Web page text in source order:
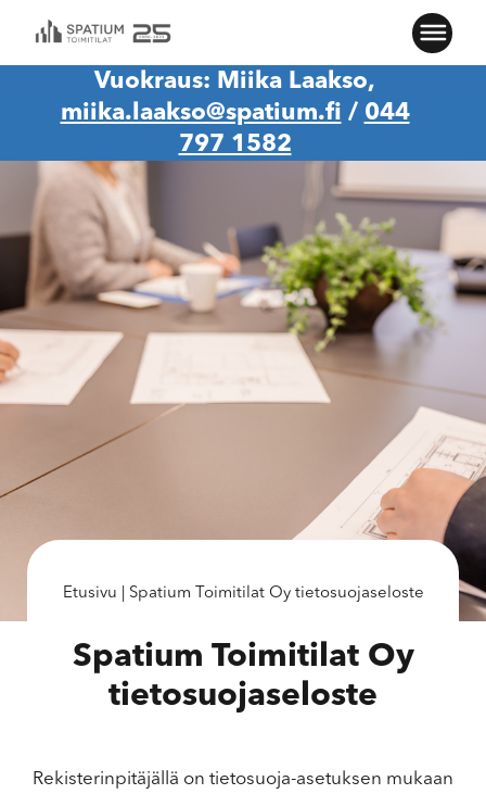
Vuokraus: Miika Laakso,
miika.laakso@spatium.fi / 044
797 1582
Etusivu Spatium Toimitilat Oy tietosuojaseloste
Spatium Toimitilat Oy
tietosuojaseloste
Rekisterinpitäjällä on tietosuoja-asetuksen mukaan